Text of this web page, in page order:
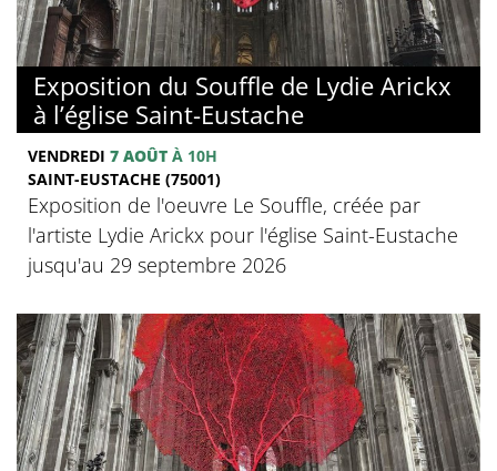
Exposition du Souffle de Lydie Arickx
à l’église Saint-Eustache
VENDREDI 7 AOÛT À 10H
SAINT-EUSTACHE (75001)
Exposition de l'oeuvre Le Souffle, créée par
l'artiste Lydie Arickx pour l'église Saint-Eustache
jusqu'au 29 septembre 2026